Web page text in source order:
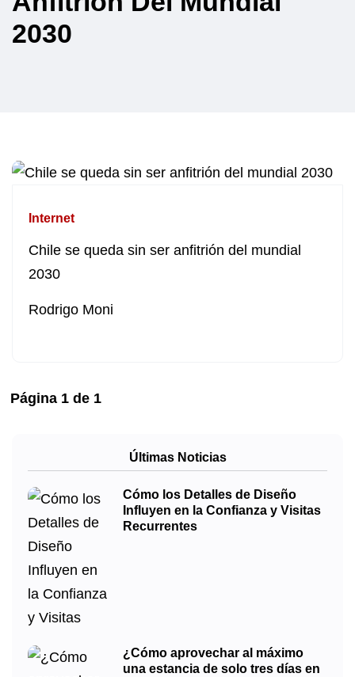
2030
Internet
Chile se queda sin ser anfitrión del mundial
2030
Rodrigo Moni
Página 1 de 1
Últimas Noticias
Cómo los Detalles de Diseño
Influyen en la Confianza y Visitas
Recurrentes
¿Cómo aprovechar al máximo
una estancia de solo tres días en